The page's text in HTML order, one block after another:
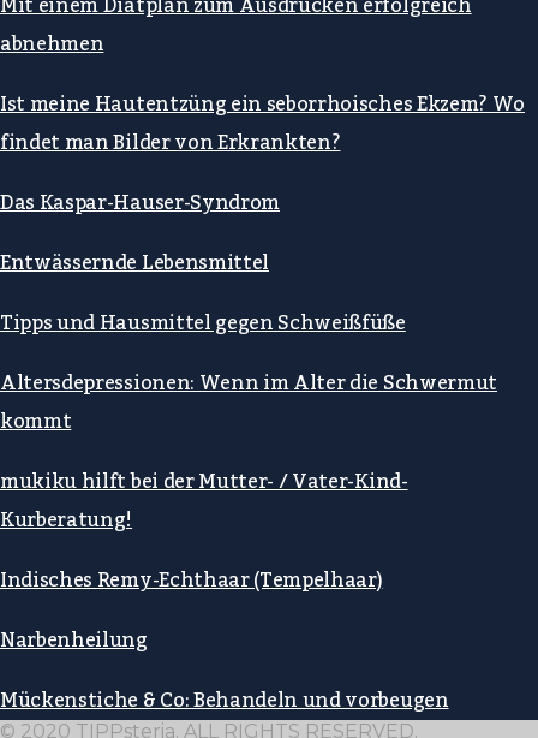
abnehmen
Ist meine Hautentzüng ein seborrhoisches Ekzem? Wo
findet man Bilder von Erkrankten?
Das Kaspar-Hauser-Syndrom
Entwässernde Lebensmittel
Tipps und Hausmittel gegen Schweißfüße
Altersdepressionen: Wenn im Alter die Schwermut
kommt
mukiku hilft bei der Mutter- / Vater-Kind-
Kurberatung!
Indisches Remy-Echthaar (Tempelhaar)
Narbenheilung
Mückenstiche & Co: Behandeln und vorbeugen
© 2020 TIPPsteria. ALL RIGHTS RESERVED.